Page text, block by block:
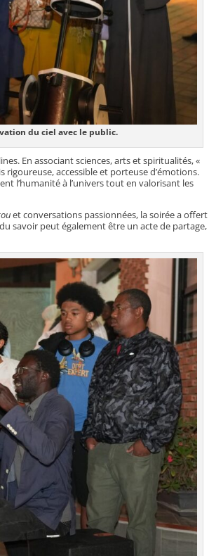
du ciel avec le public.
En associant sciences, arts et spiritualités, «
accessible et porteuse d’émotions.
l’humanité à l’univers tout en valorisant les
et conversations passionnées, la soirée a offert
savoir peut également être un acte de partage,